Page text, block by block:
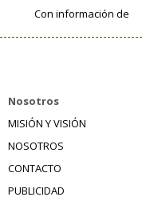
Con información de
Nosotros
MISIÓN Y VISIÓN
NOSOTROS
CONTACTO
PUBLICIDAD